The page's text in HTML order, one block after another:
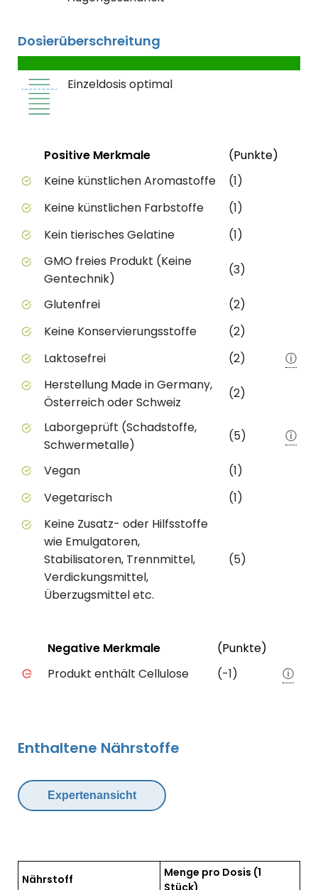
Dosierüberschreitung
Einzeldosis optimal
Positive Merkmale des Produkts mit
StatusPositive Merkmale (Punkte)
Keine künstlichen Aromastoffe
(1)
Keine künstlichen Farbstoffe
(1)
Kein tierisches Gelatine
(1)
GMO freies Produkt (Keine
Gentechnik)
(3)
Glutenfrei
(2)
Keine Konservierungsstoffe
(2)
Laktosefrei
(2)
ⓘ
Herstellung Made in Germany,
Österreich oder Schweiz
(2)
Laborgeprüft (Schadstoffe,
Schwermetalle)
(5) ⓘ
Vegan
(1)
Vegetarisch
(1)
Keine Zusatz- oder Hilfsstoffe
wie Emulgatoren,
Stabilisatoren, Trennmittel,
Verdickungsmittel,
Überzugsmittel etc.
(5)
Negative Merkmale des Produkts mit Punkteabzug
StatusNegative Merkmale (Punkte)
Produkt enthält Cellulose
(-1) ⓘ
Enthaltene Nährstoffe
Expertenansicht
Nährstoff Menge pro Dosis (1